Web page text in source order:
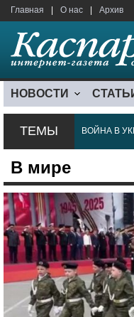
Главная О нас Архив
НОВОСТИ
ТЕМЫ ВОЙНА В
В мире